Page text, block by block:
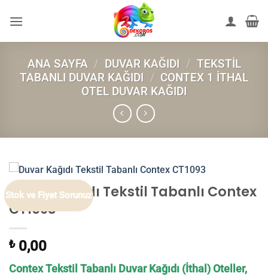
atla
ANA SAYFA / DUVAR KAĞIDI / TEKSTIL
TABANLI DUVAR KAĞIDI / CONTEX 1 İTHAL
OTEL DUVAR KAĞIDI
Stok ve Fiyat Sorunuz
Duvar Kağıdı Tekstil Tabanlı Contex
CT1093
₺0,00
Contex Tekstil Tabanlı Duvar Kağıdı (İthal) Oteller,